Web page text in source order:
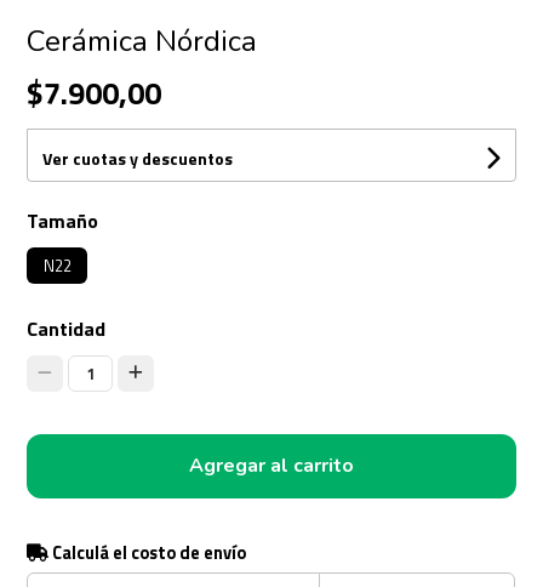
Cerámica Nórdica
$7.900,00
Ver cuotas y descuentos
Tamaño
N22
Cantidad
1
Agregar al carrito
Calculá el costo de envío